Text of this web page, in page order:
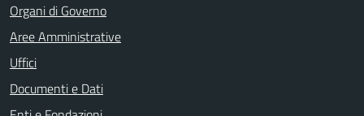
Organi di Governo
Aree Amministrative
Uffici
Documenti e Dati